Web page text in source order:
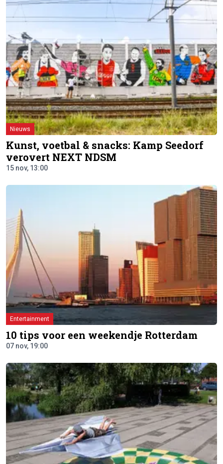
Nieuws
Kunst, voetbal & snacks: Kamp Seedorf
verovert NEXT NDSM
15 nov, 13:00
Entertainment
10 tips voor een weekendje Rotterdam
07 nov, 19:00